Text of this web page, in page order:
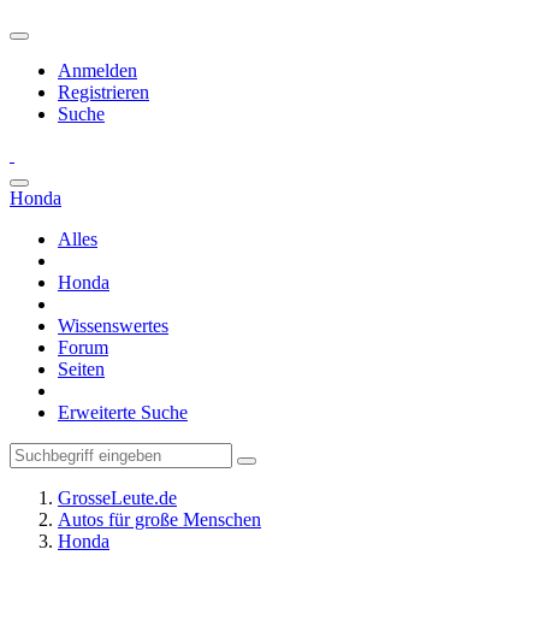
Anmelden
Registrieren
Suche
Honda
Alles
Honda
Wissenswertes
Forum
Seiten
Erweiterte Suche
GrosseLeute.de
Autos für große Menschen
Honda